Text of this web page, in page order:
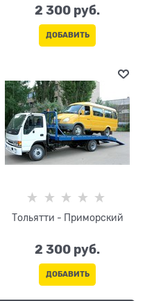
2 300 руб.
ДОБАВИТЬ
Тольятти - Приморский
2 300 руб.
ДОБАВИТЬ